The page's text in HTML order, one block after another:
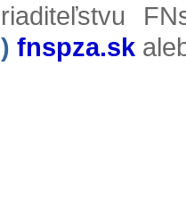
riaditeľstvu
) fnspza.sk